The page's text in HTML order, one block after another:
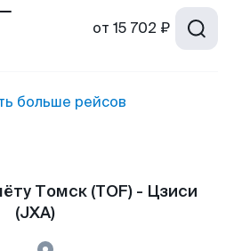
—
от 15 702 ₽
больше рейсов
Томск (TOF) - Цзиси
(JXA)